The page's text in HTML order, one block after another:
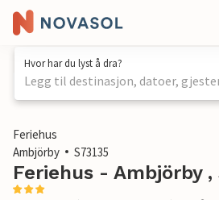
Hvor har du lyst å dra?
Legg til destinasjon, datoer,
1 / 12
Feriehus
Ambjörby
S73135
Feriehus - Ambjörby ,